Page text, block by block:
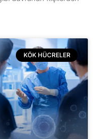
KÖK HÜCRELER